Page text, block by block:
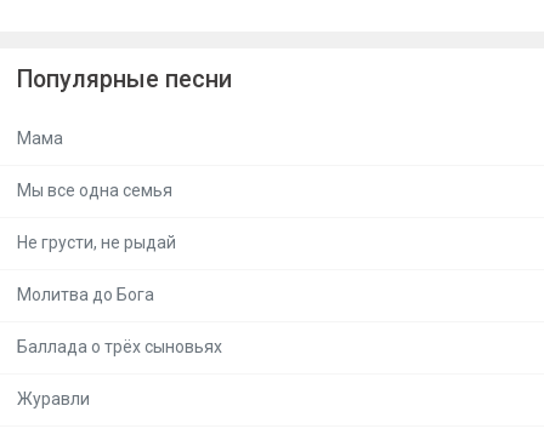
Популярные песни
Мама
Мы все одна семья
Не грусти, не рыдай
Молитва до Бога
Баллада о трёх сыновьях
Журавли